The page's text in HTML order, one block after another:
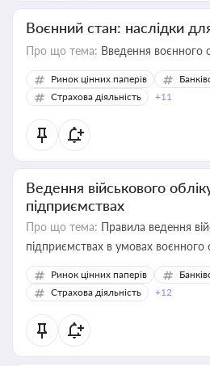
Воєнний стан: наслідки
Про що тема: Введення воєнного
Ринок цінних паперів
Страхова діяльність
+11
Ведення військового
підприємствах
Про що тема: Правила ведення
підприємствах в умовах воєнного
Ринок цінних паперів
Страхова діяльність
+12